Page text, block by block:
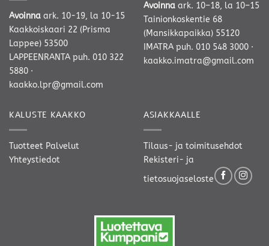
Avoinna ark. 10-19, la 10-15
Kaakkoiskaari 22 (Prisma
Lappee) 53500
LAPPEENRANTA puh. 010 322
5880 ·
kaakko.lpr@gmail.com
Avoinna ark. 10–18, la 10–15
Tainionkoskentie 68
(Mansikkapaikka) 55120
IMATRA puh. 010 548 3000 ·
kaakko.imatra@gmail.com
KALUSTE KAAKKO
Tuotteet Palvelut
Yhteystiedot
ASIAKKAALLE
Tilaus- ja toimitusehdot
Rekisteri- ja
tietosuojaseloste